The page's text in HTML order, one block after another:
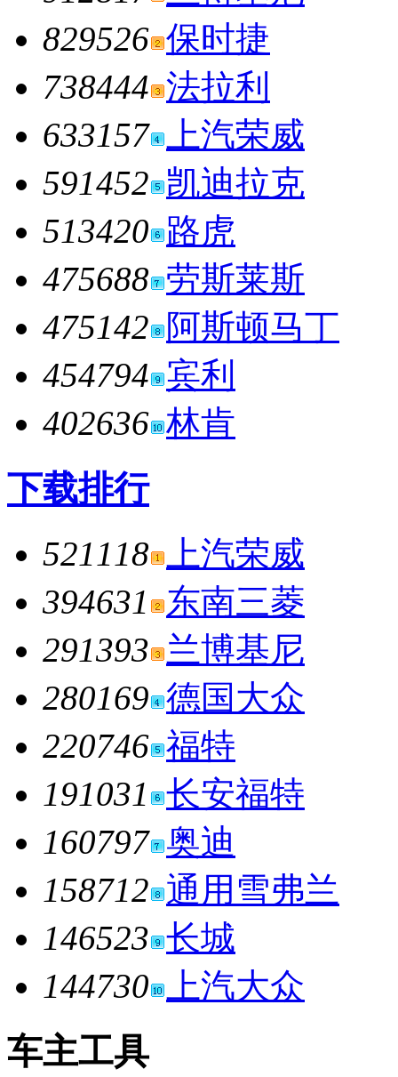
829526 保时捷
738444 法拉利
633157
上汽荣威
591452 凯迪拉克
513420 路虎
475688 劳斯莱斯
475142 阿斯顿马丁
454794 宾利
402636 林肯
下载排行
521118
上汽荣威
394631
东南三菱
291393 兰博基尼
280169 德国大众
220746 福特
191031 长安福特
160797 奥迪
158712 通用雪弗兰
146523 长城
144730
上汽大众
车主工具